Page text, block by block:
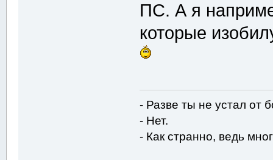
ПС. А я
которые
- Разве ты не устал от
- Нет.
- Как странно, ведь